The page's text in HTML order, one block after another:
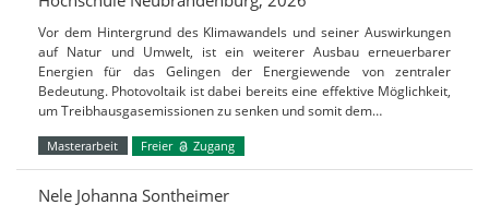
Vor dem Hintergrund des Klimawandels und seiner Auswirkungen
auf Natur und Umwelt, ist ein weiterer Ausbau erneuerbarer
Energien für das Gelingen der Energiewende von zentraler
Bedeutung. Photovoltaik ist dabei bereits eine effektive Möglichkeit,
um Treibhausgasemissionen zu senken und somit dem…
Masterarbeit Freier Zugang
Nele Johanna Sontheimer